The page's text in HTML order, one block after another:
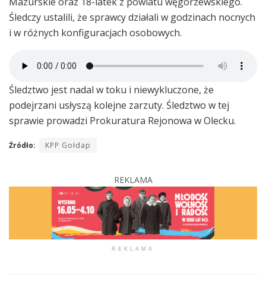
Śledczy ustalili, że sprawcy działali w godzinach nocnych
i w różnych konfiguracjach osobowych.
Śledztwo jest nadal w toku i niewykluczone, że
podejrzani usłyszą kolejne zarzuty. Śledztwo w tej
sprawie prowadzi Prokuratura Rejonowa w Olecku.
Źródło: KPP Gołdap
REKLAMA
REKLAMA